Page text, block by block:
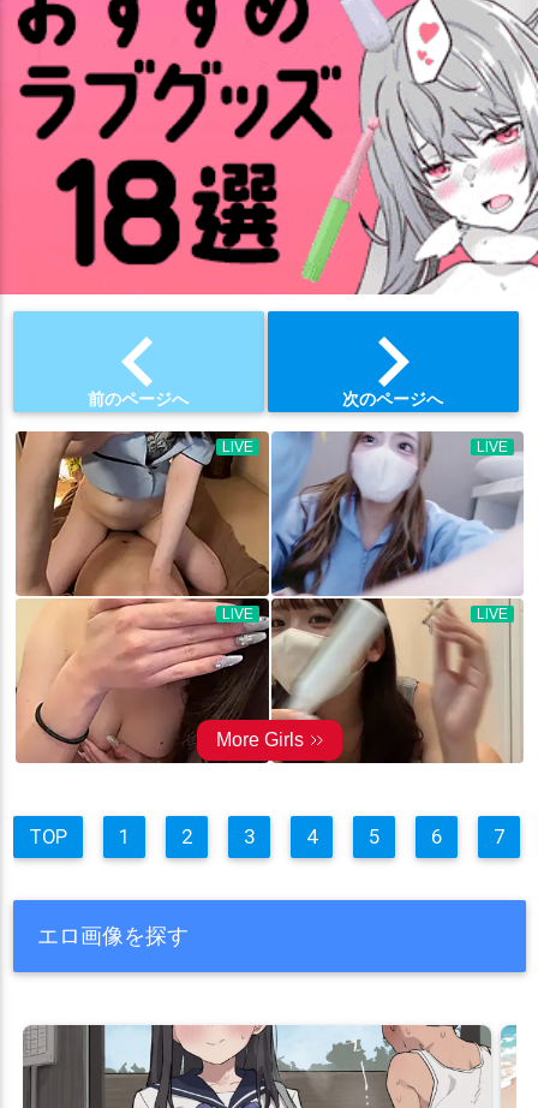
chevron_left
前のページへ chevron_right
次のページへ
TOP 1 2 3 4 5 6 7
エロ画像を探す